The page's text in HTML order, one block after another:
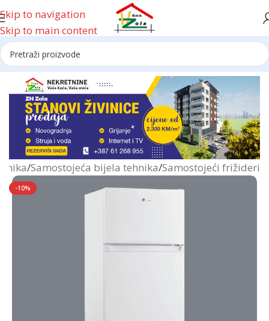
Skip to navigation
Skip to main content
Reklama
/Samostojeća bijela tehnika/Samostojeći frižideri
-10%